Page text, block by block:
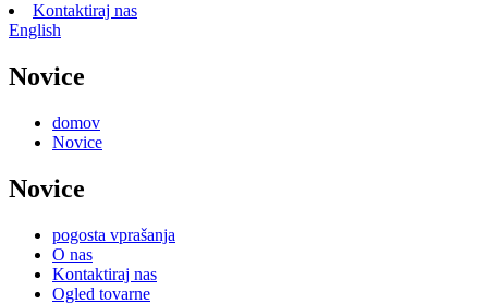
Kontaktiraj nas
English
Novice
domov
Novice
Novice
pogosta vprašanja
O nas
Kontaktiraj nas
Ogled tovarne